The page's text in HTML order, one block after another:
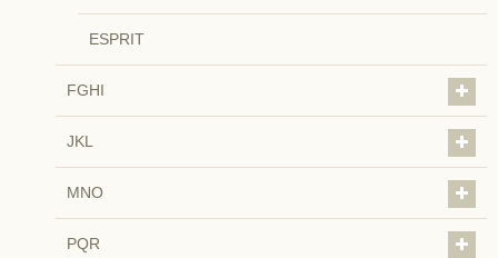
ESPRIT
FGHI
JKL
MNO
PQR